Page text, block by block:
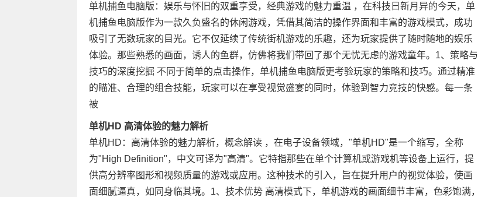
单机捕鱼电脑版：娱乐与怀旧的双重享受，经典游戏的魅力重温 ，在科技日新月异的今天，单
机捕鱼电脑版作为一款久负盛名的休闲游戏，凭借其简洁的操作界面和丰富的游戏模式，成功
吸引了无数玩家的目光。它不仅延续了传统街机游戏的乐趣，还为玩家提供了随时随地的娱乐
体验。那些熟悉的画面，诱人的鱼群，仿佛将我们带回了那个无忧无虑的游戏童年。1、策略与
技巧的深度挖掘 不同于简单的点击操作，单机捕鱼电脑版更考验玩家的策略和技巧。通过精准
的瞄准、合理的组合技能，玩家可以在享受视觉盛宴的同时，体验到智力竞技的快感。每一条
被
单机HD 高清体验的魅力解析
单机HD：高清体验的魅力解析，概念解读 ，在电子设备领域，"单机HD"是一个缩写，全称
为"High Definition"，中文可译为"高清"。它特指那些在单个计算机或游戏机等设备上运行，提
供高分辨率图形和视频质量的游戏或应用。这种技术的引入，旨在提升用户的视觉体验，使画
面细腻逼真，如同身临其境。1、技术优势 高清模式下，单机游戏的画面细节丰富，色彩饱满，